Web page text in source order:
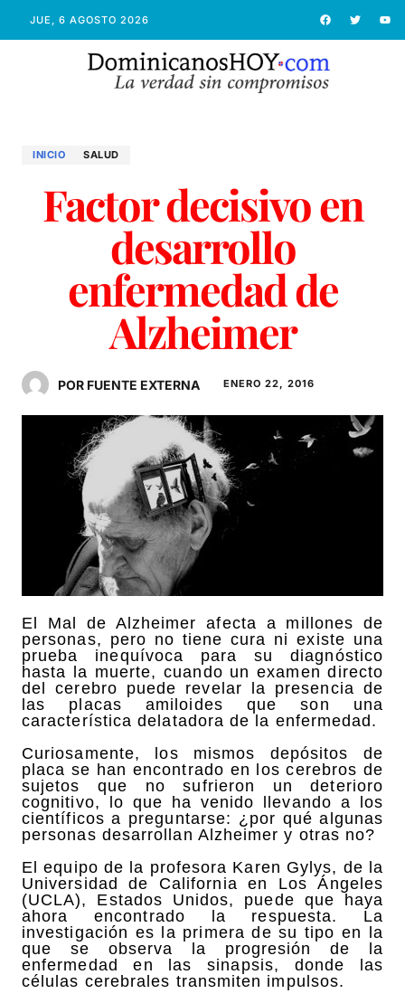
JUE, 6 AGOSTO 2026
INICIO SALUD
Factor decisivo en
desarrollo
enfermedad de
Alzheimer
POR FUENTE EXTERNA ENERO 22, 2016
El Mal de Alzheimer afecta a millones de
personas, pero no tiene cura ni existe una
prueba inequívoca para su diagnóstico
hasta la muerte, cuando un examen directo
del cerebro puede revelar la presencia de
las placas amiloides que son una
característica delatadora de la enfermedad.
Curiosamente, los mismos depósitos de
placa se han encontrado en los cerebros de
sujetos que no sufrieron un deterioro
cognitivo, lo que ha venido llevando a los
científicos a preguntarse: ¿por qué algunas
personas desarrollan Alzheimer y otras no?
El equipo de la profesora Karen Gylys, de la
Universidad de California en Los Ángeles
(UCLA), Estados Unidos, puede que haya
ahora encontrado la respuesta. La
investigación es la primera de su tipo en la
que se observa la progresión de la
enfermedad en las sinapsis, donde las
células cerebrales transmiten impulsos.